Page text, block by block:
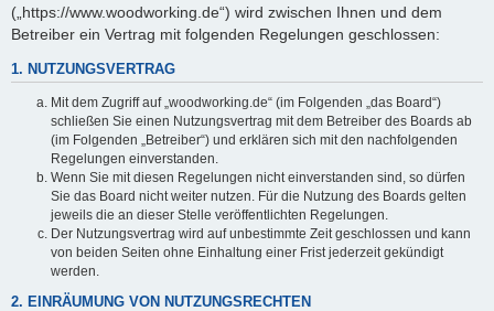
(„https://www.woodworking.de“) wird zwischen Ihnen und dem
Betreiber ein Vertrag mit folgenden Regelungen geschlossen:
1. NUTZUNGSVERTRAG
Mit dem Zugriff auf „woodworking.de“ (im Folgenden „das Board“)
schließen Sie einen Nutzungsvertrag mit dem Betreiber des Boards ab
(im Folgenden „Betreiber“) und erklären sich mit den nachfolgenden
Regelungen einverstanden.
Wenn Sie mit diesen Regelungen nicht einverstanden sind, so dürfen
Sie das Board nicht weiter nutzen. Für die Nutzung des Boards gelten
jeweils die an dieser Stelle veröffentlichten Regelungen.
Der Nutzungsvertrag wird auf unbestimmte Zeit geschlossen und kann
von beiden Seiten ohne Einhaltung einer Frist jederzeit gekündigt
werden.
2. EINRÄUMUNG VON NUTZUNGSRECHTEN